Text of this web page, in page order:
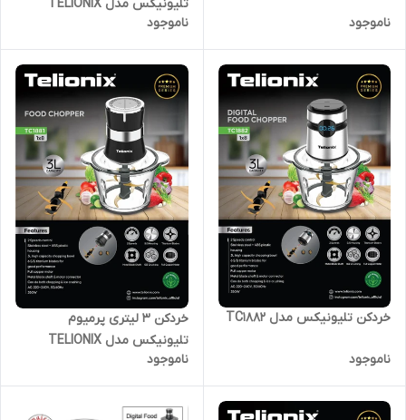
ناموجود
تلیونیکس مدل TELIONIX
TC1883
ناموجود
خردکن تلیونیکس مدل TC1882
ناموجود
خردکن 3 لیتری پرمیوم
تلیونیکس مدل TELIONIX
TC1881
ناموجود